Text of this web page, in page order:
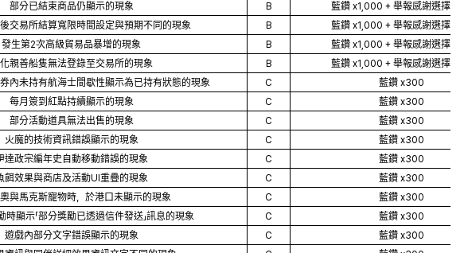
部分已結束商品仍顯示的現象 B
藍鑽 x1,000 + 舉報感謝選擇箱
交易所結算寬限時間設定與預期不同的現象 B
藍鑽 x1,000 + 舉報感謝選擇箱
發生第2次高級貿易品暴增的現象 B
藍鑽 x1,000 + 舉報感謝選擇箱
親善船隻無法登錄至交易所的現象 B
藍鑽 x1,000 + 舉報感謝選擇箱
內未持有航海士間歇性顯示為已持有狀態的現象 C
藍鑽 x300
每月簽到紅點持續顯示的現象 C
藍鑽 x300
部分活動道具無法出售的現象 C
藍鑽 x300
火魔的技術資訊錯誤顯示的現象 C
藍鑽 x300
達政宗編年史自動移動錯誤的現象 C
藍鑽 x300
餌效果與商店及活動UI重疊的現象 C
藍鑽 x300
與馬克斯寵物時，於港口未顯示的現象 C
藍鑽 x300
時顯示「部分獎勵已透過信件發送」訊息的現象 C
藍鑽 x300
遊戲內部分文字錯誤顯示的現象 C
藍鑽 x300